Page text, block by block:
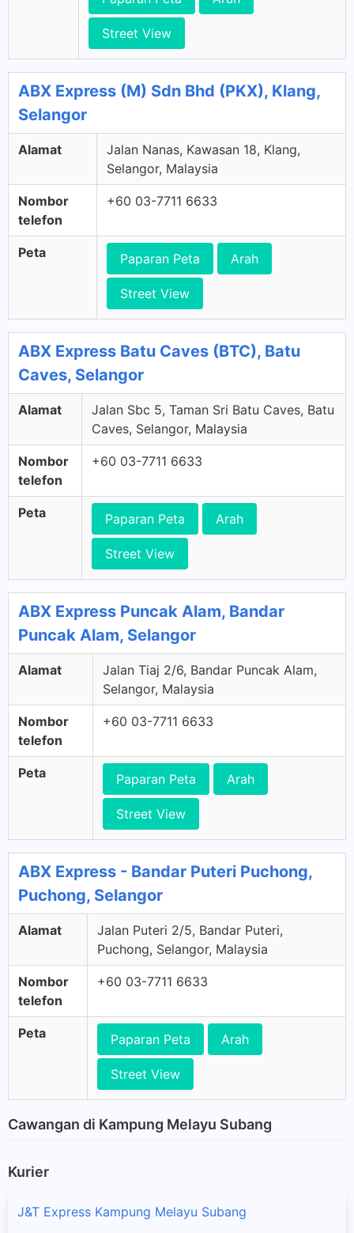
Street View
ABX Express (M) Sdn Bhd (PKX), Klang,
Selangor
Alamat
Jalan Nanas, Kawasan 18, Klang,
Selangor, Malaysia
Nombor
telefon
+60 03-7711 6633
Peta Paparan Peta Arah
Street View
ABX Express Batu Caves (BTC), Batu
Caves, Selangor
Alamat
Jalan Sbc 5, Taman Sri Batu Caves, Batu
Caves, Selangor, Malaysia
Nombor
telefon
+60 03-7711 6633
Peta Paparan Peta Arah
Street View
ABX Express Puncak Alam, Bandar
Puncak Alam, Selangor
Alamat
Jalan Tiaj 2/6, Bandar Puncak Alam,
Selangor, Malaysia
Nombor
telefon
+60 03-7711 6633
Peta Paparan Peta Arah
Street View
ABX Express - Bandar Puteri Puchong,
Puchong, Selangor
Alamat
Jalan Puteri 2/5, Bandar Puteri,
Puchong, Selangor, Malaysia
Nombor
telefon
+60 03-7711 6633
Peta Paparan Peta Arah
Street View
Cawangan di Kampung Melayu Subang
Kurier
J&T Express Kampung Melayu Subang